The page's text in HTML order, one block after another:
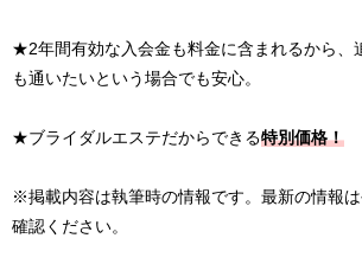
★2年間有効な入会金も料金に含まれるから、
も通いたいという場合でも安心。
★ブライダルエステだからできる特別価格！
※掲載内容は執筆時の情報です。最新の情報
確認ください。